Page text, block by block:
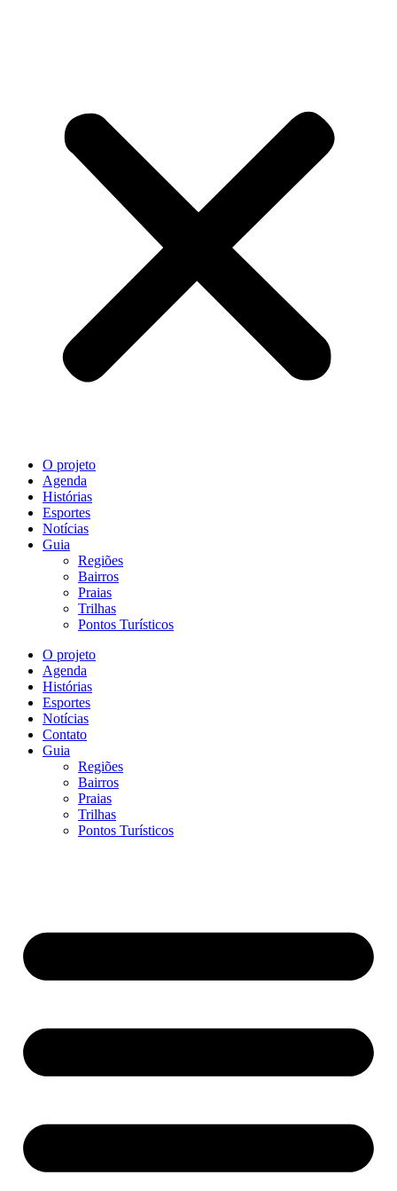
O projeto
Agenda
Histórias
Esportes
Notícias
Guia
Regiões
Bairros
Praias
Trilhas
Pontos Turísticos
O projeto
Agenda
Histórias
Esportes
Notícias
Contato
Guia
Regiões
Bairros
Praias
Trilhas
Pontos Turísticos